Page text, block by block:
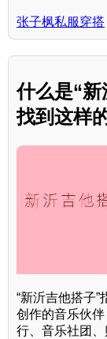
张子枫私服穿搭
什么是“
找到这样
“新沂吉他搭子
创作的音乐伙
行、音乐社团